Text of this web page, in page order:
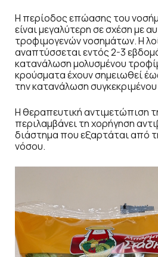
Η περίοδος επώασης του
είναι μεγαλύτερη σε σχέση με
τροφιμογενών νοσημάτων. H
αναπτύσσεται εντός 2-3
κατανάλωση μολυσμένου
κρούσματα έχουν σημειωθεί
την κατανάλωση
Η θεραπευτική αντιμετώπιση
περιλαμβάνει τη χορήγηση
διάστημα που εξαρτάται από
νόσου.